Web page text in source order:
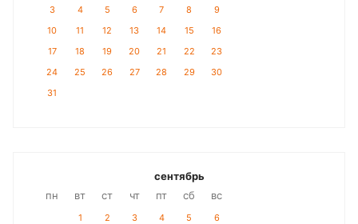
3
4 5 6 7 8
9
10
11 12 13 14 15
16
17
18 19 20 21 22
23
24
25 26 27 28 29
30
31
сентябрь
пн
вт ст чт пт сб вс
1 2 3 4 5
6